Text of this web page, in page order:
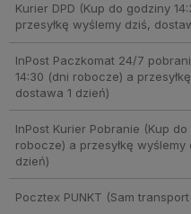
Kurier DPD (Kup do godziny
przesyłkę wyślemy dziś,
InPost Paczkomat 24/7
14:30 (dni robocze) a
dostawa 1 dzień)
InPost Kurier Pobranie (Kup
robocze) a przesyłkę wyślemy
dzień)
Pocztex PUNKT (Sam